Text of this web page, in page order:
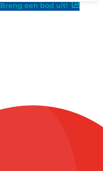
Breng een bod uit!